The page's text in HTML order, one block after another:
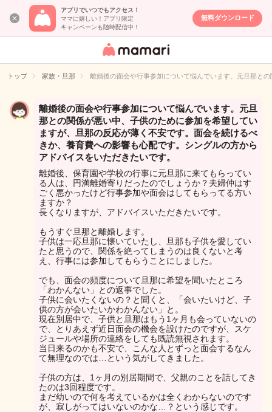
アプリでいつでもアクセス！
ママに嬉しい！アプリ限定
キャンペーンも随時配信中！
無料ダウンロード
女性専用匿名QA
イト
トップ 家族・旦那 離婚後の面会や行事参加について悩んでいます。元旦那と
離婚後の面会や行事参加について悩んでいます。元旦
那との関係が悪い中、子供のために参加を希望してい
ますが、旦那の反応が薄く不安です。面会を続けるべ
きか、養育費への影響も心配です。シングルの方から
アドバイスをいただきたいです。
離婚後、保育園や学校の行事に元旦那に来てもらってい
る人は、円満離婚寄りだったのでしょうか？夫婦仲はす
ごく悪かったけど行事参加や面会はしてもらってる方い
ますか？
長くなりますが、アドバイスいただきたいです。
もうすぐ旦那と離婚します。
子供は一応旦那に懐いていたし、旦那も子供を愛してい
たと思うので、関係を絶ってしまうのは良くないと考
え、行事には参加してもらうことにしました。
でも、面会の頻度について旦那に希望を聞いたところ
「わかんない」との返事でした。
子供に会いたくないの？と聞くと、「会いたいけど、子
供の方が会いたいかわかんない」と。
現在別居中で、子供と旦那はもう1ヶ月も会っていないの
で、とりあえず近日面会の機会を設けたのですが、スケ
ジュールや場所の連絡をしても既読無視されます。
当日来るのかも不安で、こんな人とずっと面会するなん
て無理なのでは…という気がしてきました。
子供の方は、1ヶ月の別居期間で、父親のことを話してき
たのは3回程度です。
まだ幼いので何を考えているかは全くわからないのです
が、寂しがってはいないのかな…？という感じです。